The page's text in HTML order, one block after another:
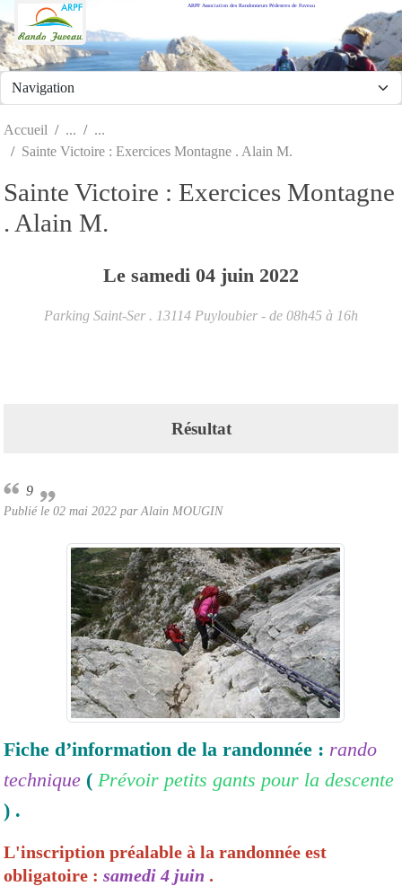
ARPF Association des Randonneurs Pédestres de Fuveau
Accueil
Sainte Victoire : Exercices Montagne . Alain M.
Sainte Victoire : Exercices Montagne
. Alain M.
Le samedi 04 juin 2022
Parking Saint-Ser . 13114 Puyloubier - de 08h45 à 16h
Résultat
9
Publié le 02 mai 2022 par Alain MOUGIN
Fiche d’information de la randonnée : rando
technique ( Prévoir petits gants pour la descente
) .
L'inscription préalable à la randonnée est
obligatoire : samedi 4 juin .
Panneau de gestion des cookies